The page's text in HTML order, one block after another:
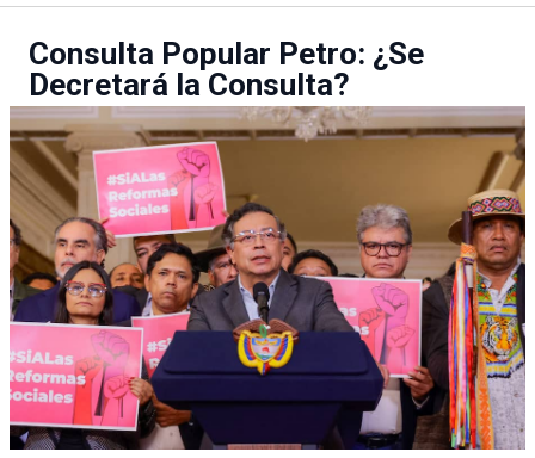
Consulta Popular Petro: ¿Se
Decretará la Consulta?